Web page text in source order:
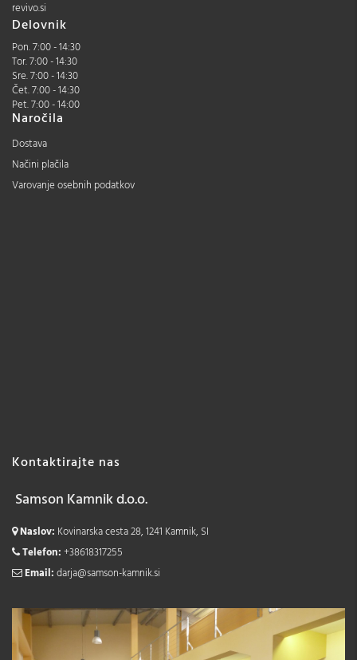
revivo.si
Delovnik
Pon. 7:00 - 14:30
Tor. 7:00 - 14:30
Sre. 7:00 - 14:30
Čet. 7:00 - 14:30
Pet. 7:00 - 14:00
Naročila
Dostava
Načini plačila
Varovanje osebnih podatkov
Kontaktirajte nas
Samson Kamnik d.o.o.
Naslov: Kovinarska cesta 28, 1241 Kamnik, SI
Telefon:+38618317255
Email:darja@samson-kamnik.si